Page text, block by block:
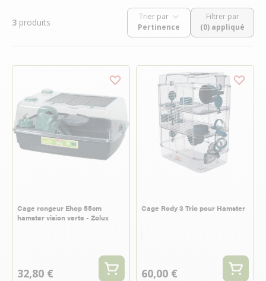
3 produits
Trier par
Filtrer par
(0) appliqué
Cage rongeur Ehop 55cm
hamster vision verte - Zolux
32,80 €
Cage Rody 3 Trio pour Hamster
60,00 €